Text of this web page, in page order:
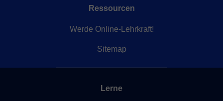
Ressourcen
Werde Online-Lehrkraft!
Sitemap
Lerne